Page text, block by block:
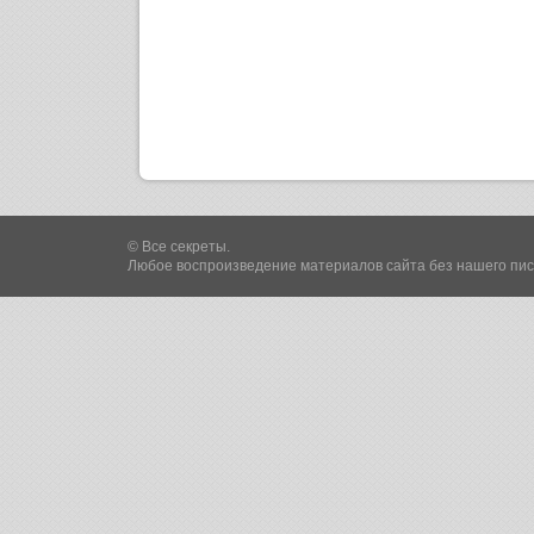
© Все секреты.
Любое воспроизведение материалов сайта без нашего